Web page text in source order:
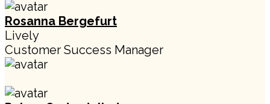
Rosanna Bergefurt
Lively
Customer Success Manager